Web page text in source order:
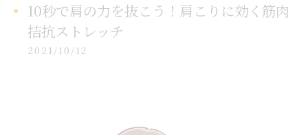
10秒で肩の力を抜こう！肩こりに効く筋肉
拮抗ストレッチ
2021/10/12